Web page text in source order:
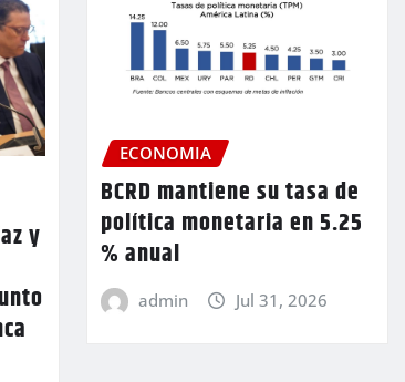
y
ECONOMIA
BCRD mantiene su tasa de
política monetaria en 5.25
% anual
admin Jul 31, 2026